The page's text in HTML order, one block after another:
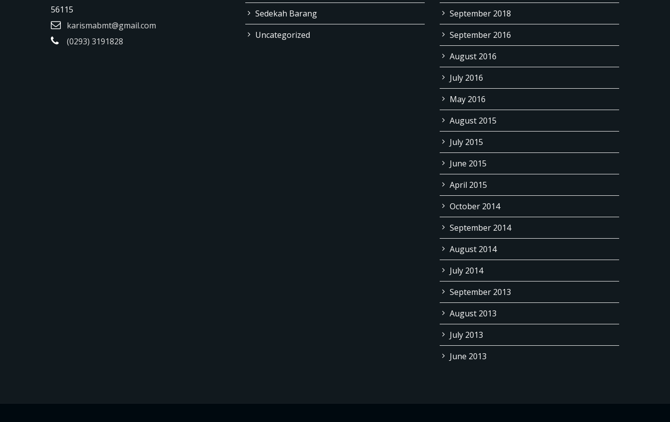
56115
karismabmt@gmail.com
(0293) 3191828
Sedekah Barang
Uncategorized
September 2018
September 2016
August 2016
July 2016
May 2016
August 2015
July 2015
June 2015
April 2015
October 2014
September 2014
August 2014
July 2014
September 2013
August 2013
July 2013
June 2013